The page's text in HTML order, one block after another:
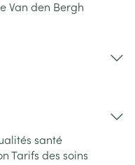
Van den Bergh
santé
Tarifs des soins